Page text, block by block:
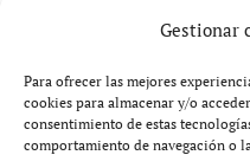
Gestionar
Para ofrecer las mejores
cookies para almacenar y/o
consentimiento de estas
comportamiento de navegación o
Aviso legal